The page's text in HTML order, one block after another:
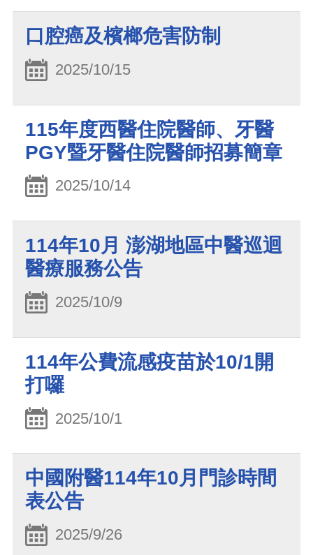
口腔癌及檳榔危害防制
2025/10/15
115年度西醫住院醫師、牙醫
PGY暨牙醫住院醫師招募簡章
2025/10/14
114年10月 澎湖地區中醫巡迴
醫療服務公告
2025/10/9
114年公費流感疫苗於10/1開
打囉
2025/10/1
中國附醫114年10月門診時間
表公告
2025/9/26